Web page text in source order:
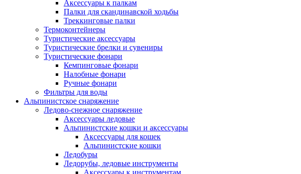
Аксессуары к палкам
Палки для скандинавской ходьбы
Треккинговые палки
Термоконтейнеры
Туристические аксессуары
Туристические брелки и сувениры
Туристические фонари
Кемпинговые фонари
Налобные фонари
Ручные фонари
Фильтры для воды
Альпинистское снаряжение
Ледово-снежное снаряжение
Аксессуары ледовые
Альпинистские кошки и аксессуары
Аксессуары для кошек
Альпинистские кошки
Ледобуры
Ледорубы, ледовые инструменты
Аксессуары к инструментам